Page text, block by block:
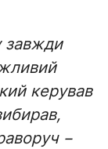
завжди
керував
−